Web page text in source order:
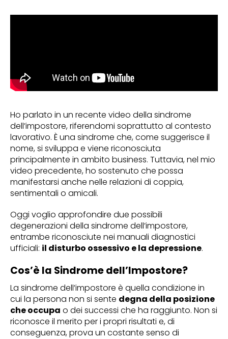
Ho parlato in un recente video della sindrome
dell’impostore, riferendomi soprattutto al contesto
lavorativo. È una sindrome che, come suggerisce il
nome, si sviluppa e viene riconosciuta
principalmente in ambito business. Tuttavia, nel mio
video precedente, ho sostenuto che possa
manifestarsi anche nelle relazioni di coppia,
sentimentali o amicali.
Oggi voglio approfondire due possibili
degenerazioni della sindrome dell’impostore,
entrambe riconosciute nei manuali diagnostici
ufficiali: il disturbo ossessivo e la depressione.
Cos’è la Sindrome dell’Impostore?
La sindrome dell’impostore è quella condizione in
cui la persona non si sente degna della posizione
che occupa o dei successi che ha raggiunto. Non si
riconosce il merito per i propri risultati e, di
conseguenza, prova un costante senso di